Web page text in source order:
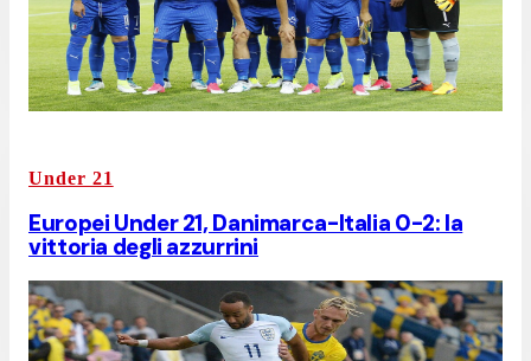
Under 21
Europei Under 21, Danimarca-Italia 0-2: la
vittoria degli azzurrini